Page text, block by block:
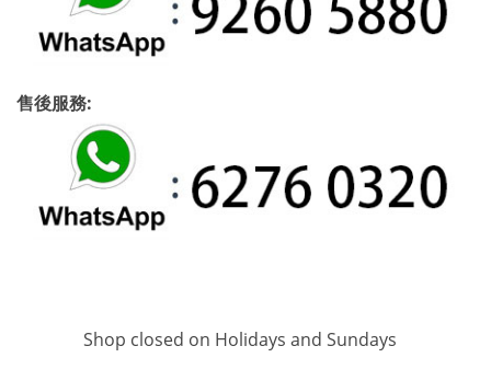
售後服務:
Shop closed on Holidays and Sundays